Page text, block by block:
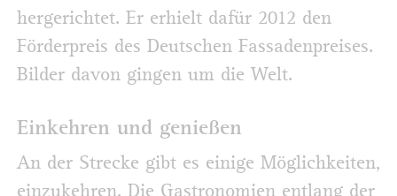
hergerichtet. Er erhielt dafür 2012 den
Förderpreis des Deutschen Fassadenpreises.
Bilder davon gingen um die Welt.
Einkehren und genießen
An der Strecke gibt es einige Möglichkeiten,
einzukehren. Die Gastronomien entlang der